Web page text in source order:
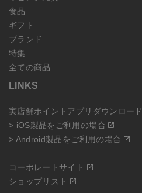
食品
ギフト
ブランド
特集
全ての商品
LINKS
実店舗ポイントアプリダウンロード
> iOS製品をご利用の場合
> Android製品をご利用の場合
コーポレートサイト
ショップリスト